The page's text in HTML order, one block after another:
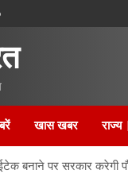
खास खबर राज्य
बनाने पर सरकार करेगी